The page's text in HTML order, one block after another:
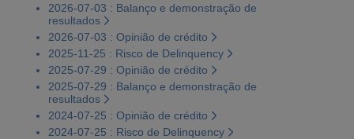
2026-07-03 : Balanço e demonstração de
resultados
2026-07-03 : Opinião de crédito
2025-11-25 : Risco de Delinquency
2025-07-29 : Opinião de crédito
2025-07-29 : Balanço e demonstração de
resultados
2024-07-25 : Opinião de crédito
2024-07-25 : Risco de Delinquency